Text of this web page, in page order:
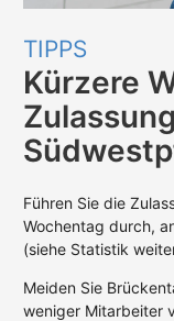
TIPPS
Kürzere
Führen Sie die
Wochentag durch,
(siehe Statistik
Meiden Sie
weniger Mitarbeiter